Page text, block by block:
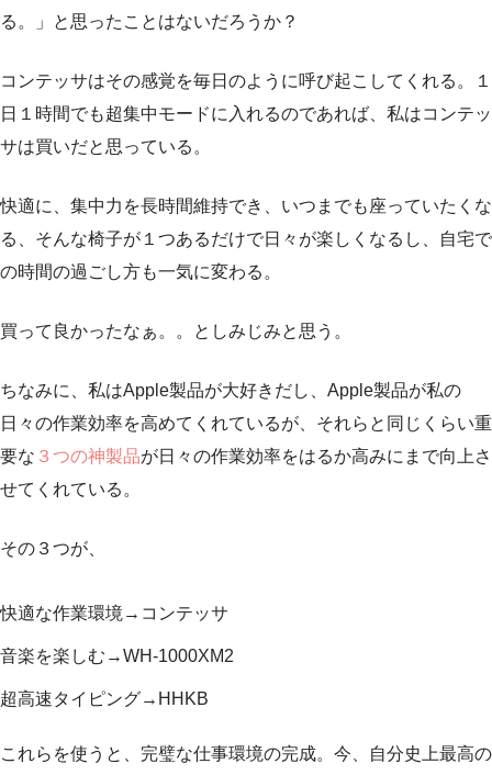
る。」と思ったことはないだろうか？
コンテッサはその感覚を毎日のように呼び起こしてくれる。１
日１時間でも超集中モードに入れるのであれば、私はコンテッ
サは買いだと思っている。
快適に、集中力を長時間維持でき、いつまでも座っていたくな
る、そんな椅子が１つあるだけで日々が楽しくなるし、自宅で
の時間の過ごし方も一気に変わる。
買って良かったなぁ。。としみじみと思う。
ちなみに、私はApple製品が大好きだし、Apple製品が私の
日々の作業効率を高めてくれているが、それらと同じくらい重
要な ３つの神製品が日々の作業効率をはるか高みにまで向上さ
せてくれている。
その３つが、
快適な作業環境→コンテッサ
音楽を楽しむ→WH-1000XM2
超高速タイピング→HHKB
これらを使うと、完璧な仕事環境の完成。今、自分史上最高の